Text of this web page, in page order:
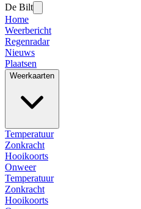
De Bilt
Home
Weerbericht
Regenradar
Nieuws
Plaatsen
Weerkaarten
Temperatuur
Zonkracht
Hooikoorts
Onweer
Temperatuur
Zonkracht
Hooikoorts